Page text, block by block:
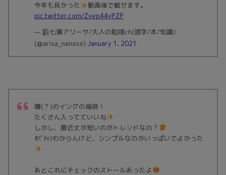
今年も良かった
動画後で載せます。
pic.twitter.com/Zyep44yPZP
—
七瀬アリーサ/大人の勉強ch(語学/本/知識)
(@arisa_nanase) January 1, 2021
噂(？)のイングの福袋！
たくさん入ってていいね
しかし、最近丈が短いのがトレンドなの？
ｵﾊﾞﾁｬﾝわからんけど、シンプルなのがいっぱいでよかった
あとこれにチェックのストールあったよ